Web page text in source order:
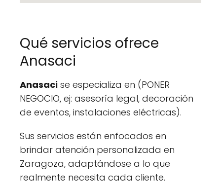
Qué servicios ofrece
Anasaci
Anasaci se especializa en (PONER
NEGOCIO, ej: asesoría legal, decoración
de eventos, instalaciones eléctricas).
Sus servicios están enfocados en
brindar atención personalizada en
Zaragoza, adaptándose a lo que
realmente necesita cada cliente.